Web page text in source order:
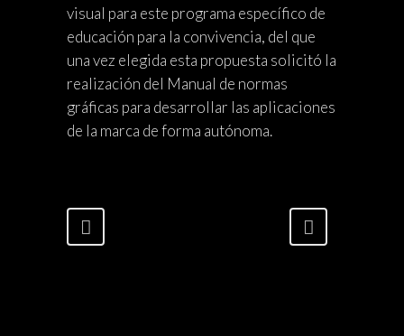
visual para este programa específico de
educación para la convivencia, del que
una vez elegida esta propuesta solicitó la
realización del Manual de normas
gráficas para desarrollar las aplicaciones
de la marca de forma autónoma.